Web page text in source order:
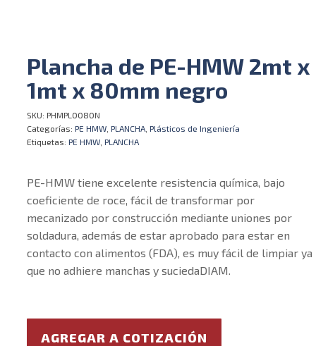
Plancha de PE-HMW 2mt x
1mt x 80mm negro
SKU: PHMPL0080N
Categorías: PE HMW PLANCHA Plásticos de Ingeniería
Etiquetas: PE HMW PLANCHA
PE-HMW tiene excelente resistencia química, bajo
coeficiente de roce, fácil de transformar por
mecanizado por construcción mediante uniones por
soldadura, además de estar aprobado para estar en
contacto con alimentos (FDA), es muy fácil de limpiar ya
que no adhiere manchas y suciedaDIAM.
AGREGAR A COTIZACIÓN